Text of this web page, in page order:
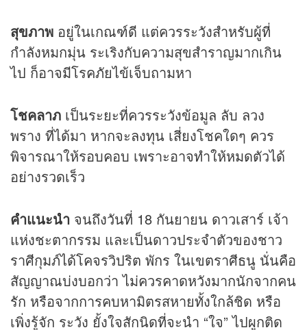
สุขภาพ อยู่ในเกณฑ์ดี แต่ควรระวังสำหรับผู้ที่
กำลังหมกมุ่น ระเริงกับความสุขสำราญมากเกิน
ไป ก็อาจมีโรคภัยไข้เจ็บถามหา
โชคลาภ เป็นระยะที่ควรระวังข้อมูล ลับ ลวง
พราง ที่ได้มา หากจะลงทุน เสี่ยงโชคใดๆ ควร
พิจารณาให้รอบคอบ เพราะอาจทำให้หมดตัวได้
อย่างรวดเร็ว
คำแนะนำ จนถึงวันที่ 18 กันยายน ดาวเสาร์ เจ้า
แห่งชะตากรรม และเป็นดาวประจำตัวของชาว
ราศีกุมภ์ได้โคจรวิปริต พักร ในเขตราศีธนู นั่นคือ
สัญญาณบ่งบอกว่า ไม่ควรคาดหวังมากนักจากคน
รัก หรือจากการคบหามิตรสหายทั้งใกล้ชิด หรือ
เพิ่งรู้จัก ระวัง ยั้งใจสักนิดที่จะนำ “ใจ” ไปผูกติด